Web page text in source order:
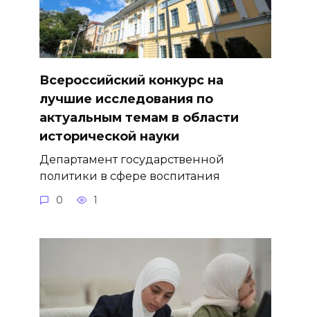
Всероссийский конкурс на
лучшие исследования по
актуальным темам в области
исторической науки
Департамент государственной
политики в сфере воспитания
0 1